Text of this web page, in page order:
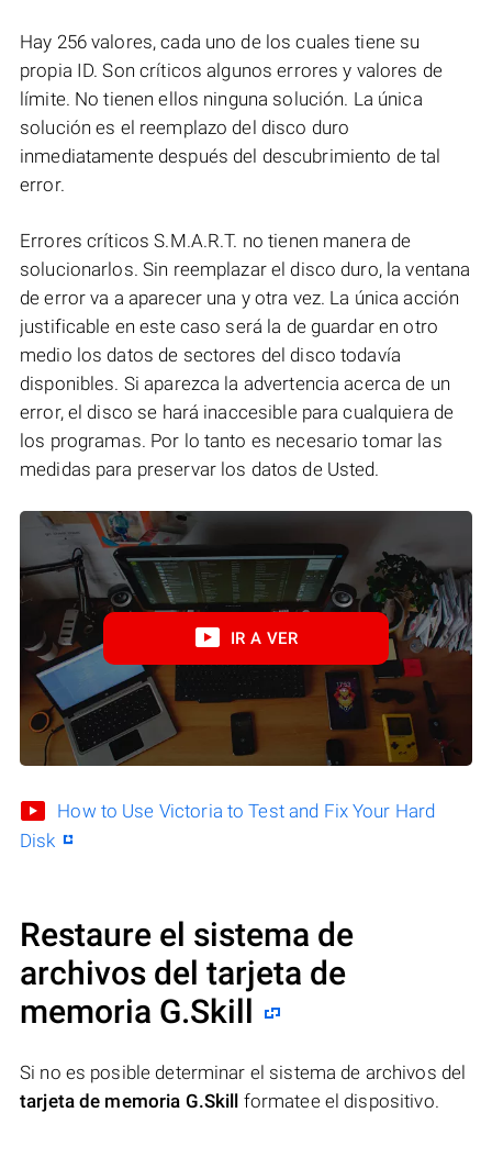
Hay 256 valores, cada uno de los cuales tiene su
propia ID. Son críticos algunos errores y valores de
límite. No tienen ellos ninguna solución. La única
solución es el reemplazo del disco duro
inmediatamente después del descubrimiento de tal
error.
Errores críticos S.M.A.R.T. no tienen manera de
solucionarlos. Sin reemplazar el disco duro, la ventana
de error va a aparecer una y otra vez. La única acción
justificable en este caso será la de guardar en otro
medio los datos de sectores del disco todavía
disponibles. Si aparezca la advertencia acerca de un
error, el disco se hará inaccesible para cualquiera de
los programas. Por lo tanto es necesario tomar las
medidas para preservar los datos de Usted.
IR A VER
How to Use Victoria to Test and Fix Your Hard
Disk
Restaure el sistema de
archivos del tarjeta de
memoria G.Skill
Si no es posible determinar el sistema de archivos del
tarjeta de memoria G.Skill formatee el dispositivo.